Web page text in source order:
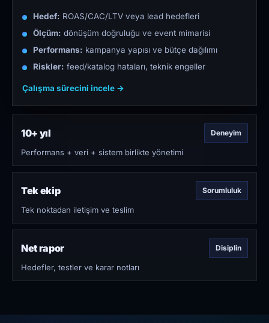
Hedef: ROAS/CAC/LTV veya lead hedefleri
Ölçüm: dönüşüm doğruluğu ve event mimarisi
Performans: kampanya yapısı ve bütçe dağılımı
Riskler: feed/katalog hataları, teknik engeller
Çalışma sürecini incele →
10+ yıl Deneyim
Performans + veri + sistem birlikte yönetimi
Tek ekip Sorumluluk
Tek noktadan iletişim ve teslim
Net rapor Disiplin
Hedefler, testler ve karar notları